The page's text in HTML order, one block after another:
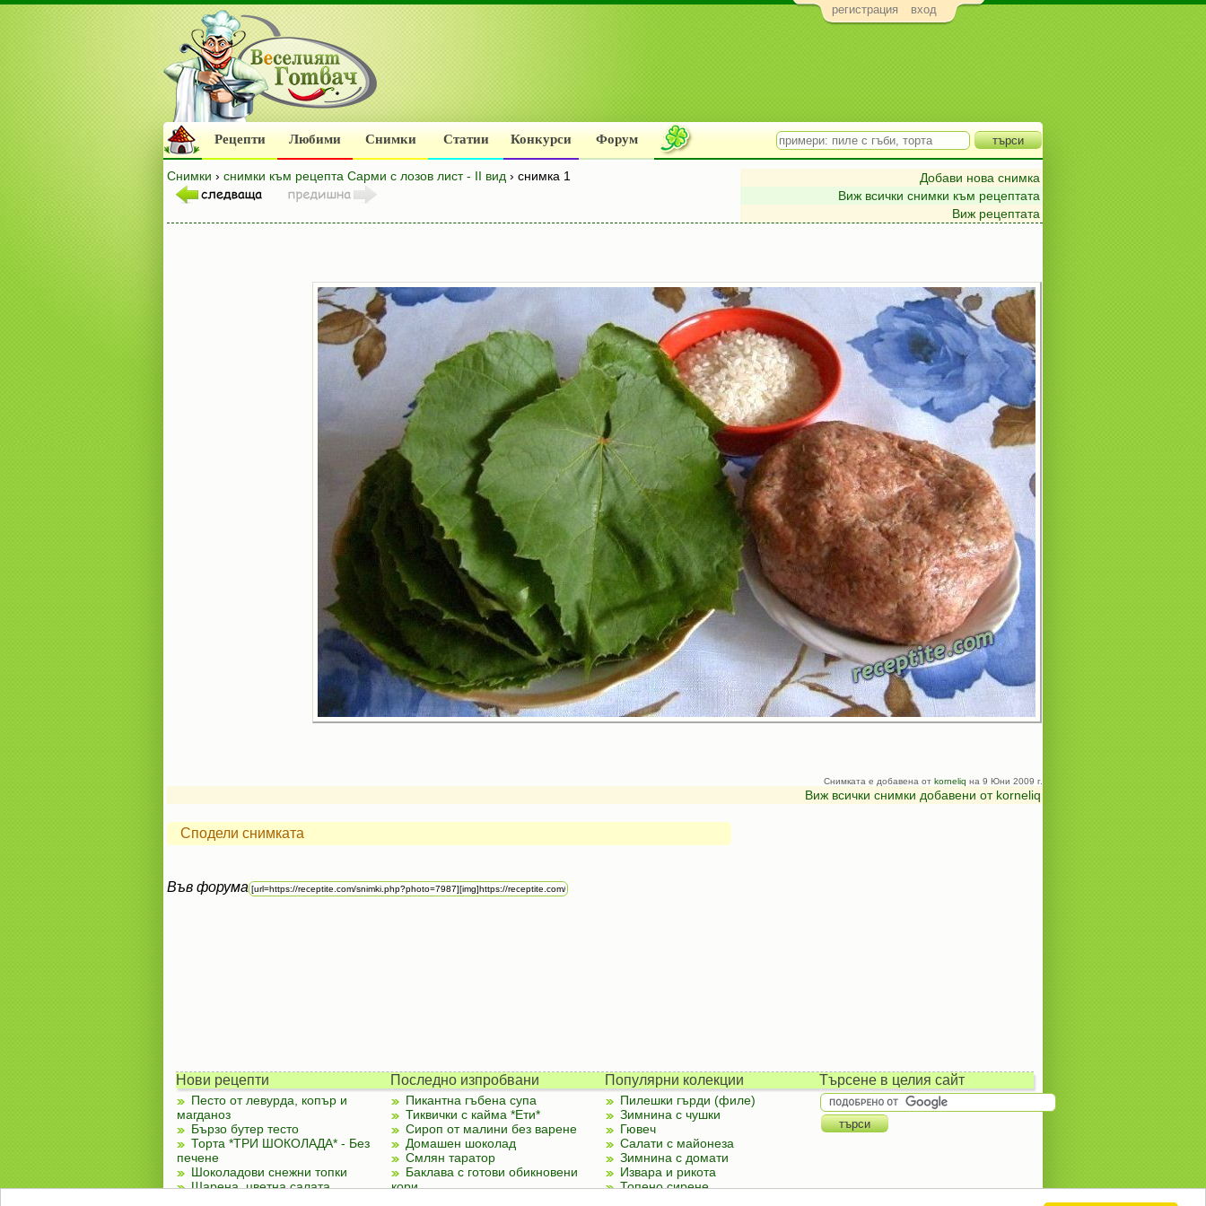
регистрация вход
Рецепти Любими Снимки Статии Конкурси Форум
Снимки › снимки към рецепта Сарми с лозов лист - II вид › снимка 1
Добави нова снимка
Виж всички снимки към рецептата
Виж рецептата
Снимката е добавена от korneliq на 9 Юни 2009 г.
Виж всички снимки добавени от korneliq
Сподели снимката
Във форума
Нови рецепти
Песто от левурда, копър и
магданоз
Бързо бутер тесто
Торта *ТРИ ШОКОЛАДА* - Без
печене
Шоколадови снежни топки
Шарена, цветна салата
Последно изпробвани
Пикантна гъбена супа
Тиквички с кайма *Ети*
Сироп от малини без варене
Домашен шоколад
Смлян таратор
Баклава с готови обикновени
кори
Популярни колекции
Пилешки гърди (филе)
Зимнина с чушки
Гювеч
Салати с майонеза
Зимнина с домати
Извара и рикота
Топено сирене
Търсене в целия сайт